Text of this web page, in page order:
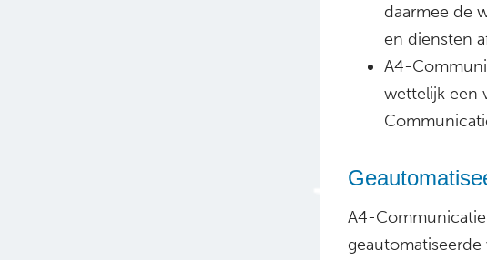
daarmee de
en diensten
A4-
wettelijk een
A4-